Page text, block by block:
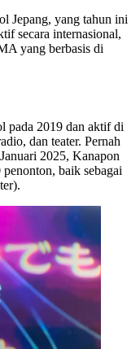
Jepang, yang tahun ini
secara internasional,
yang berbasis di
pada 2019 dan aktif di
dan teater. Pernah
2025, Kanapon
baik sebagai